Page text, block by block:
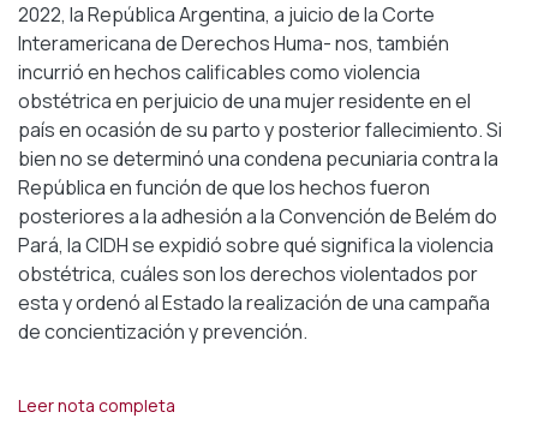
2022, la República Argentina, a juicio de la Corte
Interamericana de Derechos Huma- nos, también
incurrió en hechos calificables como violencia
obstétrica en perjuicio de una mujer residente en el
país en ocasión de su parto y posterior fallecimiento. Si
bien no se determinó una condena pecuniaria contra la
República en función de que los hechos fueron
posteriores a la adhesión a la Convención de Belém do
Pará, la CIDH se expidió sobre qué significa la violencia
obstétrica, cuáles son los derechos violentados por
esta y ordenó al Estado la realización de una campaña
de concientización y prevención.
Leer nota completa